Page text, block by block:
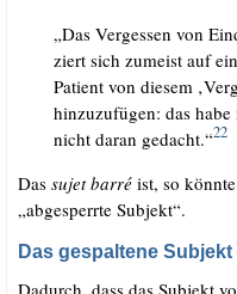
„Das Ver­ges­sen von
ziert sich zumeist auf
Pati­ent von die­sem
hin­zu­zu­fü­gen: das
nicht dar­an gedacht.“22
Das sujet bar­réist, so könn­te
„abge­sperr­te Subjekt“.
Das gespaltene Subjekt